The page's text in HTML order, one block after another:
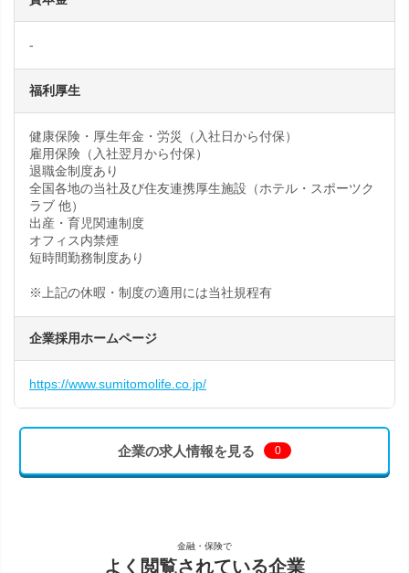
-
福利厚生
健康保険・厚生年金・労災（入社日から付保）
雇用保険（入社翌月から付保）
退職金制度あり
全国各地の当社及び住友連携厚生施設（ホテル・スポーツク
ラブ 他）
出産・育児関連制度
オフィス内禁煙
短時間勤務制度あり
※上記の休暇・制度の適用には当社規程有
企業採用ホームページ
https://www.sumitomolife.co.jp/
企業の求人情報を見る 0
金融・保険で
よく閲覧されている企業